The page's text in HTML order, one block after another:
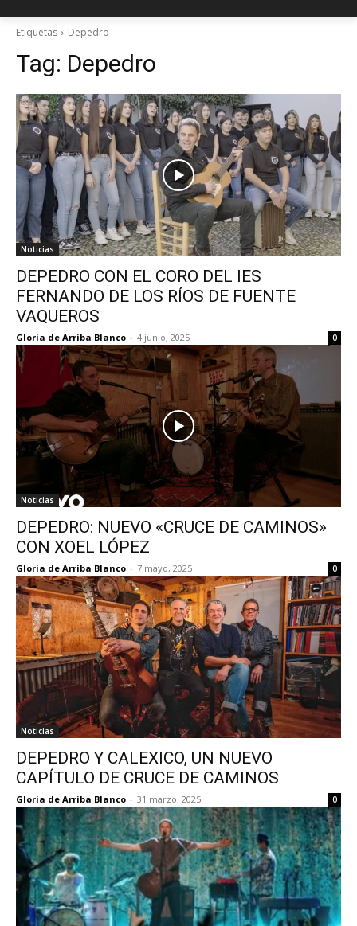
Etiquetas Depedro
Tag: Depedro
Noticias
DEPEDRO CON EL CORO DEL IES
FERNANDO DE LOS RÍOS DE FUENTE
VAQUEROS
Gloria de Arriba Blanco - 4 junio, 2025 0
Noticias
DEPEDRO: NUEVO «CRUCE DE CAMINOS»
CON XOEL LÓPEZ
Gloria de Arriba Blanco - 7 mayo, 2025 0
Noticias
DEPEDRO Y CALEXICO, UN NUEVO
CAPÍTULO DE CRUCE DE CAMINOS
Gloria de Arriba Blanco - 31 marzo, 2025 0